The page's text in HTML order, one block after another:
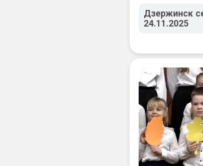
Дзержинск
24.11.2025